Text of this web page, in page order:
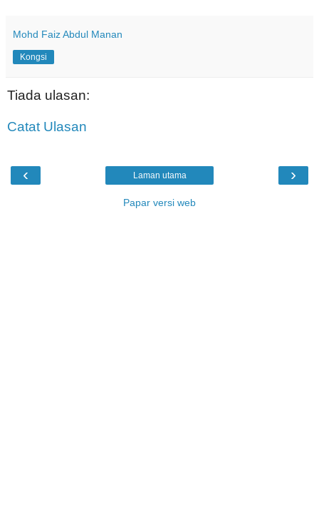
Mohd Faiz Abdul Manan
Kongsi
Tiada ulasan:
Catat Ulasan
‹ ›
Laman utama
Papar versi web